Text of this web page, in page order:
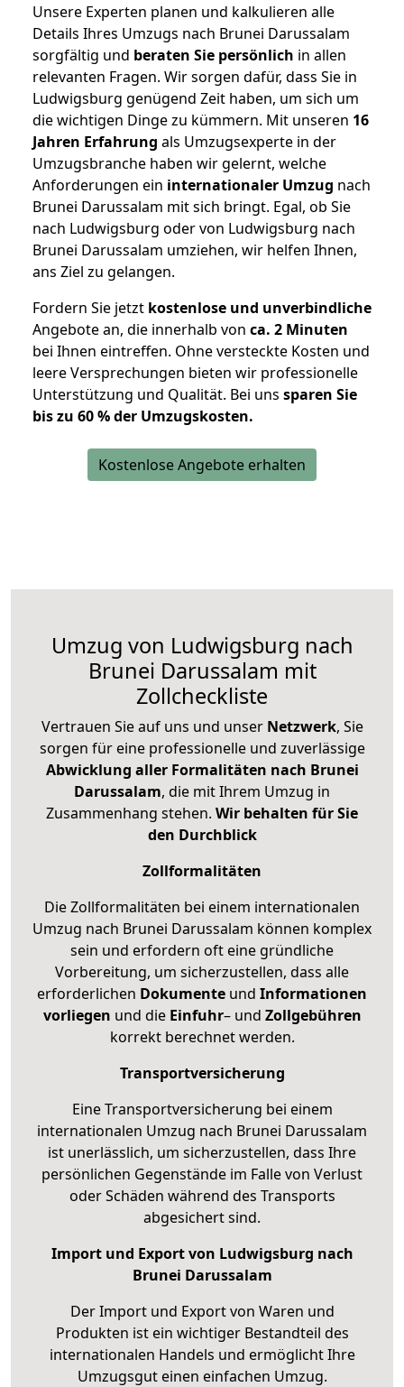
Unsere Experten planen und kalkulieren alle
Details Ihres Umzugs nach Brunei Darussalam
sorgfältig und beraten Sie persönlich in allen
relevanten Fragen. Wir sorgen dafür, dass Sie in
Ludwigsburg genügend Zeit haben, um sich um
die wichtigen Dinge zu kümmern. Mit unseren 16
Jahren Erfahrung als Umzugsexperte in der
Umzugsbranche haben wir gelernt, welche
Anforderungen ein internationaler Umzug nach
Brunei Darussalam mit sich bringt. Egal, ob Sie
nach Ludwigsburg oder von Ludwigsburg nach
Brunei Darussalam umziehen, wir helfen Ihnen,
ans Ziel zu gelangen.
Fordern Sie jetzt kostenlose und unverbindliche
Angebote an, die innerhalb von ca. 2 Minuten
bei Ihnen eintreffen. Ohne versteckte Kosten und
leere Versprechungen bieten wir professionelle
Unterstützung und Qualität. Bei uns sparen Sie
bis zu 60 % der Umzugskosten.
Kostenlose Angebote erhalten
Umzug von Ludwigsburg nach
Brunei Darussalam mit
Zollcheckliste
Vertrauen Sie auf uns und unser Netzwerk, Sie
sorgen für eine professionelle und zuverlässige
Abwicklung aller Formalitäten nach Brunei
Darussalam, die mit Ihrem Umzug in
Zusammenhang stehen. Wir behalten für Sie
den Durchblick
Zollformalitäten
Die Zollformalitäten bei einem internationalen
Umzug nach Brunei Darussalam können komplex
sein und erfordern oft eine gründliche
Vorbereitung, um sicherzustellen, dass alle
erforderlichen Dokumente und Informationen
vorliegen und die Einfuhr– und Zollgebühren
korrekt berechnet werden.
Transportversicherung
Eine Transportversicherung bei einem
internationalen Umzug nach Brunei Darussalam
ist unerlässlich, um sicherzustellen, dass Ihre
persönlichen Gegenstände im Falle von Verlust
oder Schäden während des Transports
abgesichert sind.
Import und Export von Ludwigsburg nach
Brunei Darussalam
Der Import und Export von Waren und
Produkten ist ein wichtiger Bestandteil des
internationalen Handels und ermöglicht Ihre
Umzugsgut einen einfachen Umzug.